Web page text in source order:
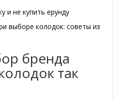
и не купить ерунду
выборе колодок: советы из
бренда
так